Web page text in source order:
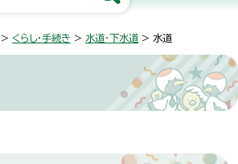
> くらし・手続き > 水道・下水道 > 水道